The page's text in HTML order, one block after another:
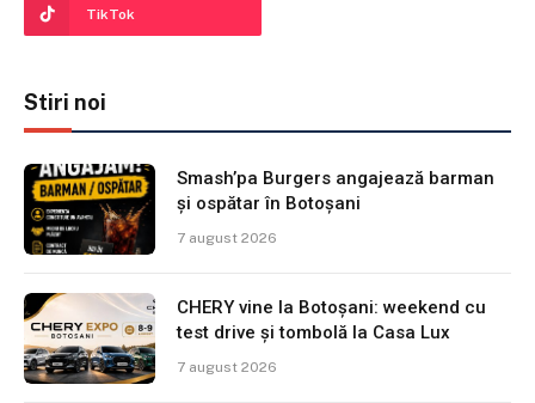
TikTok
Stiri noi
Smash’pa Burgers angajează barman
și ospătar în Botoșani
7 august 2026
CHERY vine la Botoșani: weekend cu
test drive și tombolă la Casa Lux
7 august 2026